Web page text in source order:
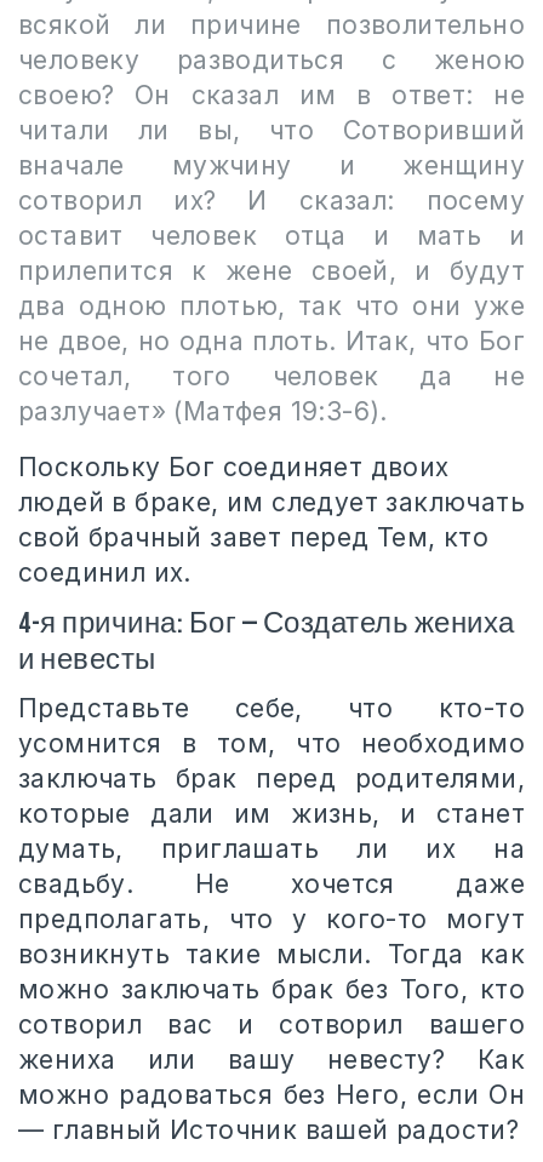
всякой ли причине позволительно
человеку разводиться с женою
своею? Он сказал им в ответ: не
читали ли вы, что Сотворивший
вначале мужчину и женщину
сотворил их? И сказал: посему
оставит человек отца и мать и
прилепится к жене своей, и будут
два одною плотью, так что они уже
не двое, но одна плоть. Итак, что Бог
сочетал, того человек да не
разлучает» (Матфея 19:3-6).
Поскольку Бог соединяет двоих
людей в браке, им следует заключать
свой брачный завет перед Тем, кто
соединил их.
4-я причина: Бог — Создатель жениха
и невесты
Представьте себе, что кто-то
усомнится в том, что необходимо
заключать брак перед родителями,
которые дали им жизнь, и станет
думать, приглашать ли их на
свадьбу. Не хочется даже
предполагать, что у кого-то могут
возникнуть такие мысли. Тогда как
можно заключать брак без Того, кто
сотворил вас и сотворил вашего
жениха или вашу невесту? Как
можно радоваться без Него, если Он
— главный Источник вашей радости?